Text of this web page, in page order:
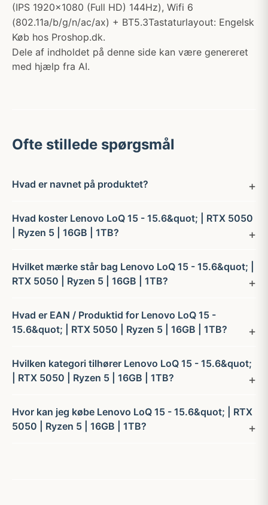
(IPS 1920x1080 (Full HD) 144Hz), Wifi 6
(802.11a/b/g/n/ac/ax) + BT5.3Tastaturlayout: Engelsk
Køb hos Proshop.dk.
Dele af indholdet på denne side kan være genereret
med hjælp fra AI.
Ofte stillede spørgsmål
Hvad er navnet på produktet?
Hvad koster Lenovo LoQ 15 - 15.6&quot; | RTX 5050
| Ryzen 5 | 16GB | 1TB?
Hvilket mærke står bag Lenovo LoQ 15 - 15.6&quot; |
RTX 5050 | Ryzen 5 | 16GB | 1TB?
Hvad er EAN / Produktid for Lenovo LoQ 15 -
15.6&quot; | RTX 5050 | Ryzen 5 | 16GB | 1TB?
Hvilken kategori tilhører Lenovo LoQ 15 - 15.6&quot;
| RTX 5050 | Ryzen 5 | 16GB | 1TB?
Hvor kan jeg købe Lenovo LoQ 15 - 15.6&quot; | RTX
5050 | Ryzen 5 | 16GB | 1TB?